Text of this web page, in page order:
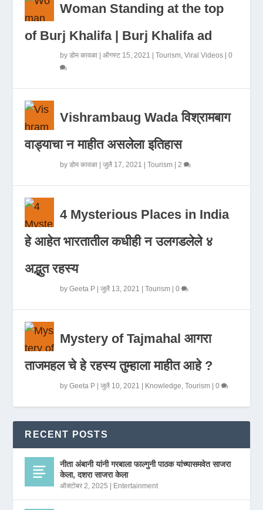
Woman Standing at the top
of Burj Khalifa | Burj Khalifa ad
byडोम कावळा |ऑगस्ट 15, 2021 |Tourism ,Viral Videos |0
Vishrambaug Wada विश्रामबाग
वाड्याचा न माहीत असलेला इतिहास
byडोम कावळा |जुलै 17, 2021 |Tourism | 2
4 Mysterious Places in India
हे आहेत भारतातील कधीही न उलगडलेले ४
अद्भुत रहस्य
byGeeta P |जुलै 13, 2021 |Tourism |0
Mystery of Tajmahal आगरा
ताजमहल चे हे रहस्य तुम्हाला माहीत आहे ?
byGeeta P |जुलै 10, 2021 | Knowledge ,Tourism |0
RECENT POSTS
नीता अंबानी यांनी गरबाला फाल्गुनी पाठक यांच्यासमवेत साजरा
केला, दशरा साजरा केला
ऑक्टोबर 2, 2025 | Entertainment